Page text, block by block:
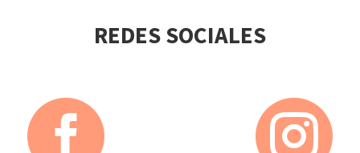
REDES SOCIALES
 